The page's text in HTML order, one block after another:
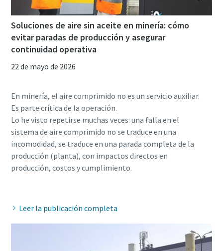
Soluciones de aire sin aceite en minería: cómo
evitar paradas de producción y asegurar
continuidad operativa
22 de mayo de 2026
En minería, el aire comprimido no es un servicio auxiliar.
Es parte crítica de la operación.
Lo he visto repetirse muchas veces: una falla en el
sistema de aire comprimido no se traduce en una
incomodidad, se traduce en una parada completa de la
producción (planta), con impactos directos en
producción, costos y cumplimiento.
Leer la publicación completa